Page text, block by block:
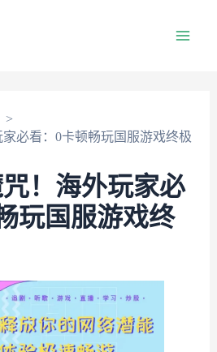
必看：0卡顿畅玩国服游戏终极
！海外玩家必
玩国服游戏终